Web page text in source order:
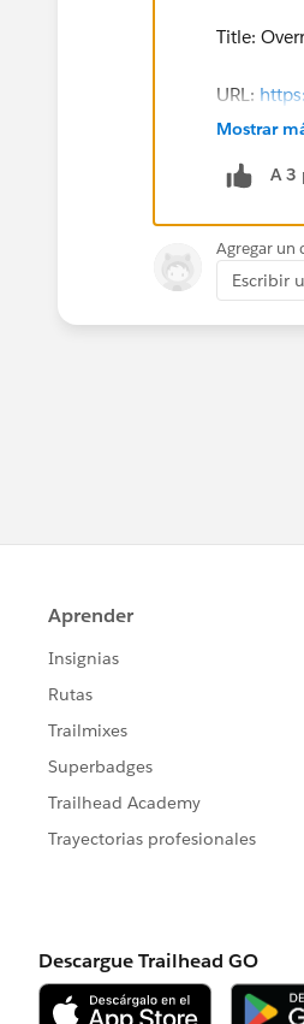
Title:
URL:
Jayson
Mostrar
A 3
Agregar un
Escribir